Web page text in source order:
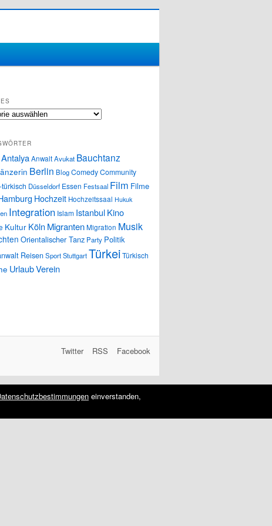
AntalyaAnwaltAvukat Bauchtanz
Berlin BlogComedyCommunity
Düsseldorf Essen Festsaal Film Filme
Hochzeit Hochzeitssaal Hukuk
Integration Islam IstanbulKino
Kultur Köln MigrantenMigration Musik
Orientalischer Tanz Party Politik
ReisenSportStuttgartTürkeiTürkisch
UrlaubVerein
Facebook
RSS
Twitter
einverstanden,